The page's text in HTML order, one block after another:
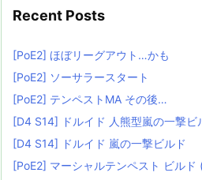
Recent Posts
[PoE2] ほぼリーグアウト…かも
[PoE2] ソーサラースタート
[PoE2] テンペストMA その後…
[D4 S14] ドルイド 人熊型嵐の一撃ビ
[D4 S14] ドルイド 嵐の一撃ビルド
[PoE2] マーシャルテンペスト ビルド